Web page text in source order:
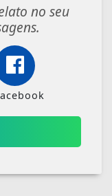
no seu